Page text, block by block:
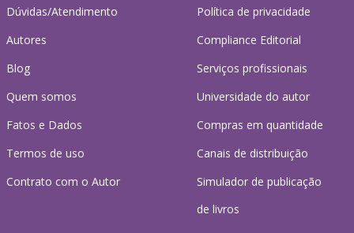
Dúvidas/Atendimento
Autores
Blog
Quem somos
Fatos e Dados
Termos de uso
Contrato com o Autor
Política de privacidade
Compliance Editorial
Serviços profissionais
Universidade do autor
Compras em quantidade
Canais de distribuição
Simulador de publicação
de livros